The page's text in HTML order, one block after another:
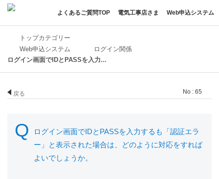
よくあるご質問TOP 電気工事店さま Web申込システム
トップカテゴリー
Web申込システム
ログイン関係
ログイン画面でIDとPASSを入力...
戻る No : 65
ログイン画面でIDとPASSを入力するも「認証エラ
ー」と表示された場合は、どのように対応をすれば
よいでしょうか。